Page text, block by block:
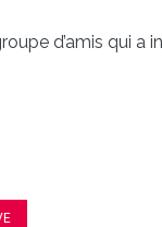
d’amis qui a